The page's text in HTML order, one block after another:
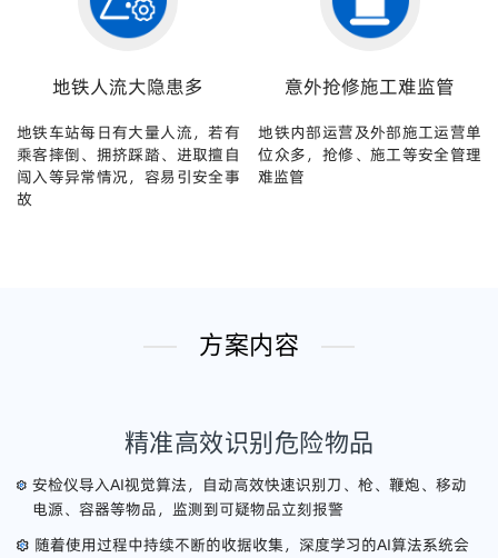
地铁人流大隐患多
地铁车站每日有大量人流，若有
乘客摔倒、拥挤踩踏、进取擅自
闯入等异常情况，容易引安全事
故
意外抢修施工难监管
地铁内部运营及外部施工运营单
位众多，抢修、施工等安全管理
难监管
方案内容
精准高效识别危险物品
安检仪导入AI视觉算法，自动高效快速识别刀、枪、鞭炮、移动
电源、容器等物品，监测到可疑物品立刻报警
随着使用过程中持续不断的收据收集，深度学习的AI算法系统会